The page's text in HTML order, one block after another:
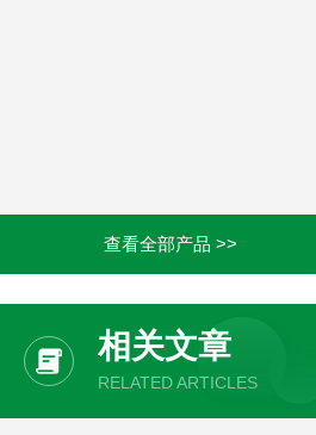
查看全部产品 >>
相关文章
RELATED ARTICLES